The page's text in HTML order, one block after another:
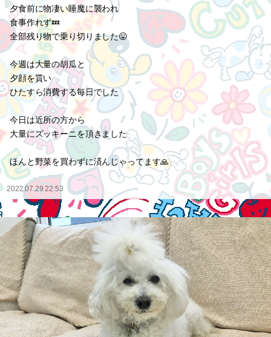
夕食前に物凄い睡魔に襲われ
食事作れず💤
全部残り物で乗り切りました😛
今週は大量の胡瓜と
夕顔を貰い
ひたすら消費する毎日でした
今日は近所の方から
大量にズッキーニを頂きました
ほんと野菜を買わずに済んじゃってます🙏
2022.07.29 22:53